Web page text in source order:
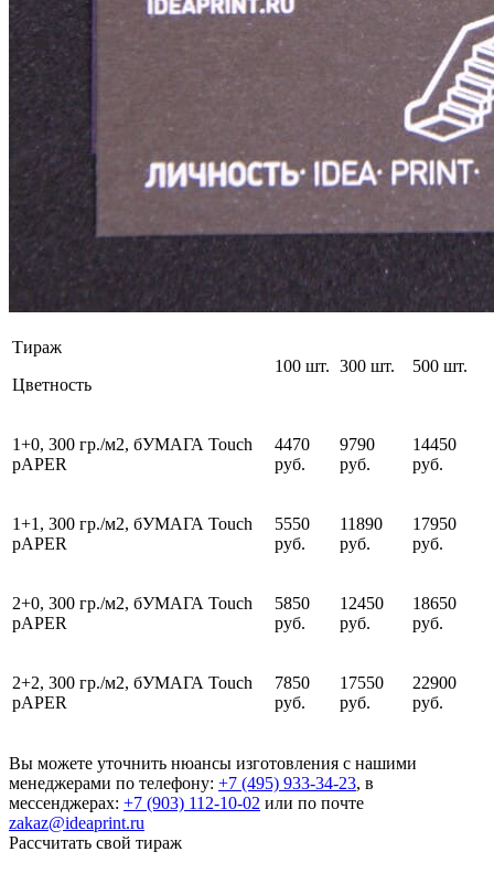
Тираж
Цветность
100 шт. 300 шт. 500 шт.
1+0, 300 гр./м2, бУМАГА Touch
pAPER
4470
руб.
9790
руб.
14450
руб.
1+1, 300 гр./м2, бУМАГА Touch
pAPER
5550
руб.
11890
руб.
17950
руб.
2+0, 300 гр./м2, бУМАГА Touch
pAPER
5850
руб.
12450
руб.
18650
руб.
2+2, 300 гр./м2, бУМАГА Touch
pAPER
7850
руб.
17550
руб.
22900
руб.
Вы можете уточнить нюансы изготовления с нашими
менеджерами по телефону: +7 (495) 933-34-23, в
мессенджерах: +7 (903) 112-10-02 или по почте
zakaz@ideaprint.ru
Рассчитать свой тираж